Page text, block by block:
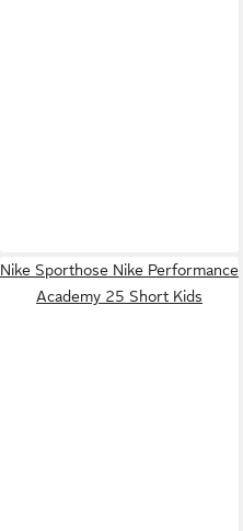
Nike Sporthose Nike Performance
Academy 25 Short Kids